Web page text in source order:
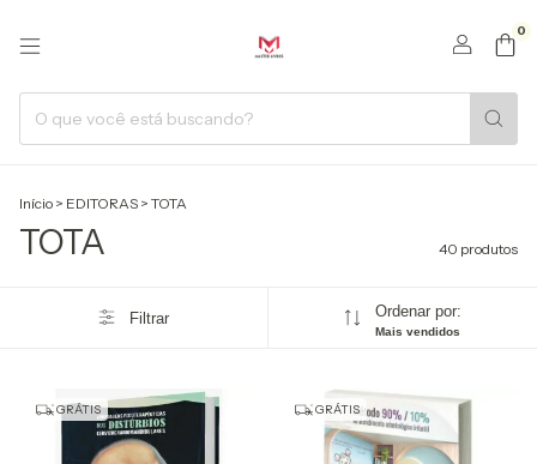
0
Início > EDITORAS > TOTA
TOTA 40 produtos
Filtrar Ordenar por:
Mais vendidos
GRÁTIS GRÁTIS